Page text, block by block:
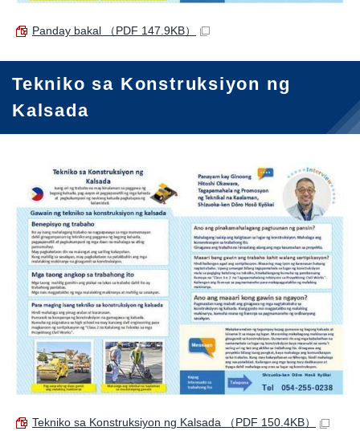
Panday bakal （PDF 147.9KB）
Tekniko sa Konstruksiyon ng
Kalsada
Tekniko sa Konstruksiyon ng Kalsada （PDF 150.4KB）